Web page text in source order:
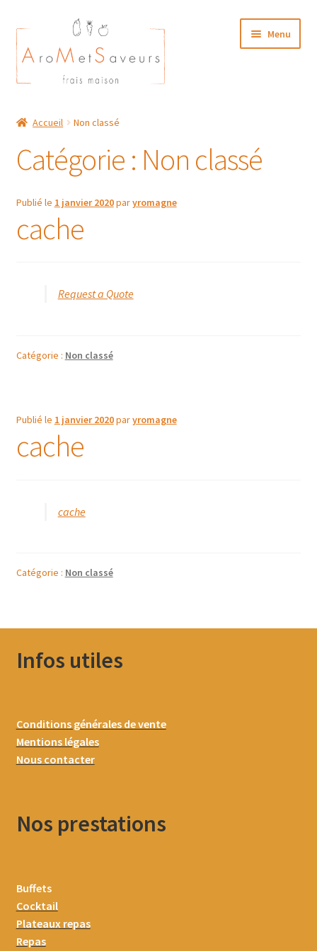
Aller
à
la
navigation
Aller
au
contenu
Menu
NOS BOUTIQUES
MON COMPTE
Accueil Non classé
Catégorie : Non classé
Publié le 1 janvier 2020paryromagne
cache
Request a Quote
Catégorie : Non classé
Publié le 1 janvier 2020paryromagne
cache
cache
Catégorie : Non classé
Infos utiles
Conditions générales de vente
Mentions légales
Nous contacter
Nos prestations
Buffets
Cocktail
Plateaux repas
Repas